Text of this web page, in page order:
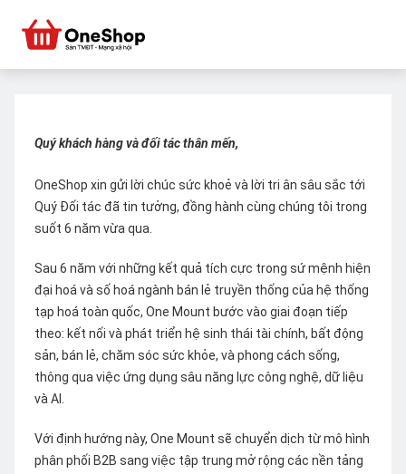
Quý khách hàng và đối tác thân mến,
OneShop xin gửi lời chúc sức khoẻ và lời tri ân sâu sắc tới
Quý Đối tác đã tin tưởng, đồng hành cùng chúng tôi trong
suốt 6 năm vừa qua.
Sau 6 năm với những kết quả tích cực trong sứ mệnh hiện
đại hoá và số hoá ngành bán lẻ truyền thống của hệ thống
tạp hoá toàn quốc, One Mount bước vào giai đoạn tiếp
theo: kết nối và phát triển hệ sinh thái tài chính, bất động
sản, bán lẻ, chăm sóc sức khỏe, và phong cách sống,
thông qua việc ứng dụng sâu năng lực công nghệ, dữ liệu
và AI.
Với định hướng này, One Mount sẽ chuyển dịch từ mô hình
phân phối B2B sang việc tập trung mở rộng các nền tảng